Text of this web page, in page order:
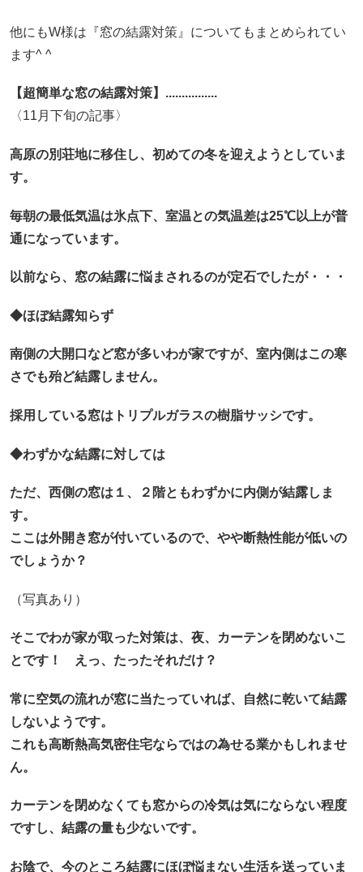
他にもW様は『窓の結露対策』についてもまとめられてい
ます^ ^
【超簡単な窓の結露対策】................
〈11月下旬の記事〉
高原の別荘地に移住し、初めての冬を迎えようとしていま
す。
毎朝の最低気温は氷点下、室温との気温差は25℃以上が普
通になっています。
以前なら、窓の結露に悩まされるのが定石でしたが・・・
◆ほぼ結露知らず
南側の大開口など窓が多いわが家ですが、室内側はこの寒
さでも殆ど結露しません。
採用している窓はトリプルガラスの樹脂サッシです。
◆わずかな結露に対しては
ただ、西側の窓は１、２階ともわずかに内側が結露しま
す。
ここは外開き窓が付いているので、やや断熱性能が低いの
でしょうか？
（写真あり）
そこでわが家が取った対策は、夜、カーテンを閉めないこ
とです！ えっ、たったそれだけ？
常に空気の流れが窓に当たっていれば、自然に乾いて結露
しないようです。
これも高断熱高気密住宅ならではの為せる業かもしれませ
ん。
カーテンを閉めなくても窓からの冷気は気にならない程度
ですし、結露の量も少ないです。
お陰で、今のところ結露にほぼ悩まない生活を送っていま